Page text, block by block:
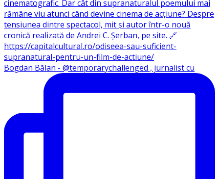
Bogdan Bălan - @temporarychallenged , jurnalist cu